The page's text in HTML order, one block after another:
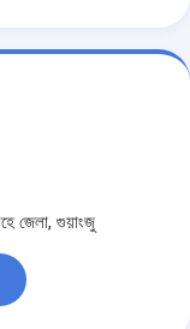
জেলা, গুয়াংজু